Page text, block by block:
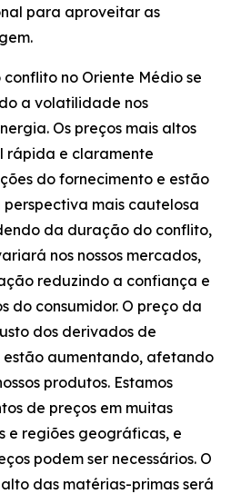
para aproveitar as
no Oriente Médio se
a volatilidade nos
Os preços mais altos
rápida e claramente
do fornecimento e estão
mais cautelosa
da duração do conflito,
nos nossos mercados,
reduzindo a confiança e
do consumidor. O preço da
dos derivados de
aumentando, afetando
produtos. Estamos
de preços em muitas
e regiões geográficas, e
podem ser necessários. O
das matérias-primas será